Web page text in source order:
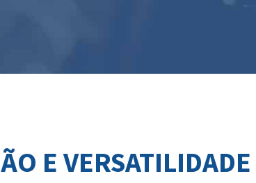
E VERSATILIDADE